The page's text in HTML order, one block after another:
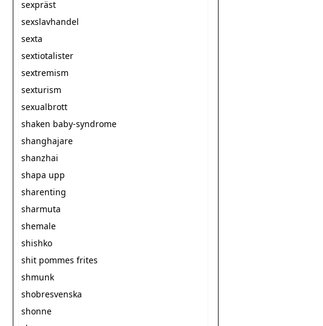
sexpräst
sexslavhandel
sexta
sextiotalister
sextremism
sexturism
sexualbrott
shaken baby-syndrome
shanghajare
shanzhai
shapa upp
sharenting
sharmuta
shemale
shishko
shit pommes frites
shmunk
shobresvenska
shonne